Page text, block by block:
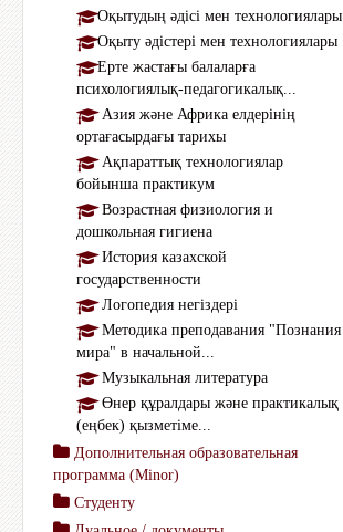
Оқытудың әдісі мен технологиялары
Оқыту әдістері мен технологиялары
Ерте жастағы балаларға
психологиялық-педагогикалық...
Азия және Африка елдерінің
ортағасырдағы тарихы
Ақпараттық технологиялар
бойынша практикум
Возрастная физиология и
дошкольная гигиена
История казахской
государственности
Логопедия негіздері
Методика преподавания "Познания
мира" в начальной...
Музыкальная литература
Өнер құралдары және практикалық
(еңбек) қызметіме...
Дополнительная образовательная
программа (Мinor)
Студенту